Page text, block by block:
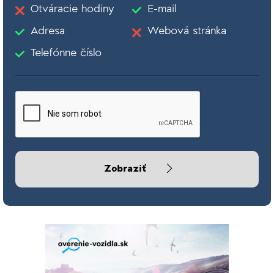
Otváracie hodiny
Adresa
Telefónne číslo
E-mail
Webová stránka
Zobraziť